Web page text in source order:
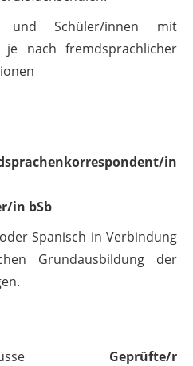
und Schüler/innen mit
nach fremdsprachlicher
in
in bSb
Spanisch in Verbindung
Grundausbildung der
Geprüfte/r